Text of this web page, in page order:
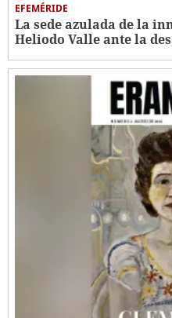
EFEMÉRIDE
La sede azulada de la
Heliodo Valle ante la